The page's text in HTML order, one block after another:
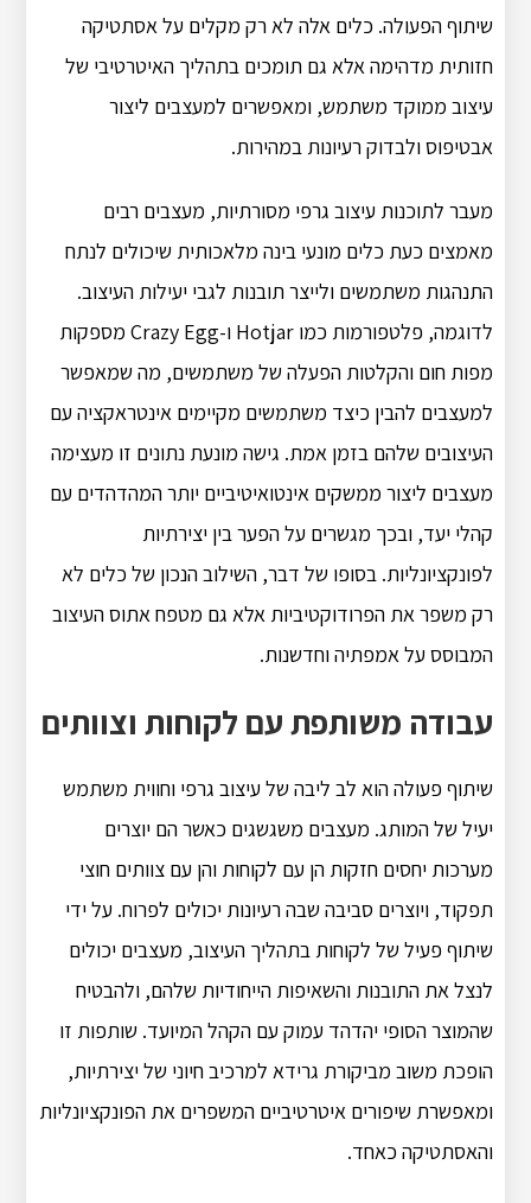
שיתוף הפעולה. כלים אלה לא רק מקלים על אסתטיקה
חזותית מדהימה אלא גם תומכים בתהליך האיטרטיבי של
עיצוב ממוקד משתמש, ומאפשרים למעצבים ליצור
אבטיפוס ולבדוק רעיונות במהירות.
מעבר לתוכנות עיצוב גרפי מסורתיות, מעצבים רבים
מאמצים כעת כלים מונעי בינה מלאכותית שיכולים לנתח
התנהגות משתמשים ולייצר תובנות לגבי יעילות העיצוב.
לדוגמה, פלטפורמות כמו Hotjar ו-Crazy Egg מספקות
מפות חום והקלטות הפעלה של משתמשים, מה שמאפשר
למעצבים להבין כיצד משתמשים מקיימים אינטראקציה עם
העיצובים שלהם בזמן אמת. גישה מונעת נתונים זו מעצימה
מעצבים ליצור ממשקים אינטואיטיביים יותר המהדהדים עם
קהלי יעד, ובכך מגשרים על הפער בין יצירתיות
לפונקציונליות. בסופו של דבר, השילוב הנכון של כלים לא
רק משפר את הפרודוקטיביות אלא גם מטפח אתוס העיצוב
המבוסס על אמפתיה וחדשנות.
עבודה משותפת עם לקוחות וצוותים
שיתוף פעולה הוא לב ליבה של עיצוב גרפי וחווית משתמש
יעיל של המותג. מעצבים משגשגים כאשר הם יוצרים
מערכות יחסים חזקות הן עם לקוחות והן עם צוותים חוצי
תפקוד, ויוצרים סביבה שבה רעיונות יכולים לפרוח. על ידי
שיתוף פעיל של לקוחות בתהליך העיצוב, מעצבים יכולים
לנצל את התובנות והשאיפות הייחודיות שלהם, ולהבטיח
שהמוצר הסופי יהדהד עמוק עם הקהל המיועד. שותפות זו
הופכת משוב מביקורת גרידא למרכיב חיוני של יצירתיות,
ומאפשרת שיפורים איטרטיביים המשפרים את הפונקציונליות
והאסתטיקה כאחד.